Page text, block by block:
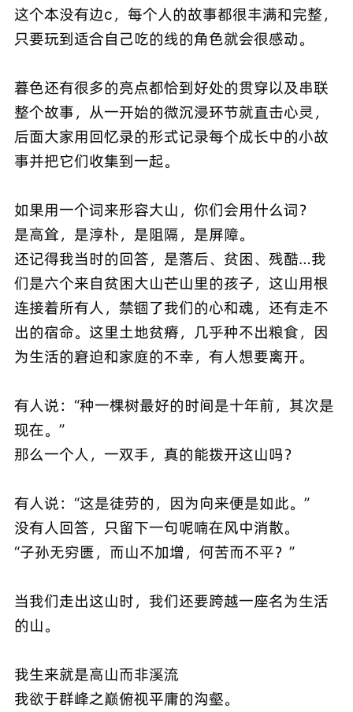
这个本没有边c，每个人的故事都很丰满和完整，
只要玩到适合自己吃的线的角色就会很感动。
暮色还有很多的亮点都恰到好处的贯穿以及串联
整个故事，从一开始的微沉浸环节就直击心灵，
后面大家用回忆录的形式记录每个成长中的小故
事并把它们收集到一起。
如果用一个词来形容大山，你们会用什么词？
是高耸，是淳朴，是阻隔，是屏障。
还记得我当时的回答，是落后、贫困、残酷…我
们是六个来自贫困大山芒山里的孩子，这山用根
连接着所有人，禁锢了我们的心和魂，还有走不
出的宿命。这里土地贫瘠，几乎种不出粮食，因
为生活的窘迫和家庭的不幸，有人想要离开。
有人说：“种一棵树最好的时间是十年前，其次是
现在。”
那么一个人，一双手，真的能拨开这山吗？
有人说：“这是徒劳的，因为向来便是如此。”
没有人回答，只留下一句呢喃在风中消散。
“子孙无穷匮，而山不加增，何苦而不平？”
当我们走出这山时，我们还要跨越一座名为生活
的山。
我生来就是高山而非溪流
我欲于群峰之巅俯视平庸的沟壑。